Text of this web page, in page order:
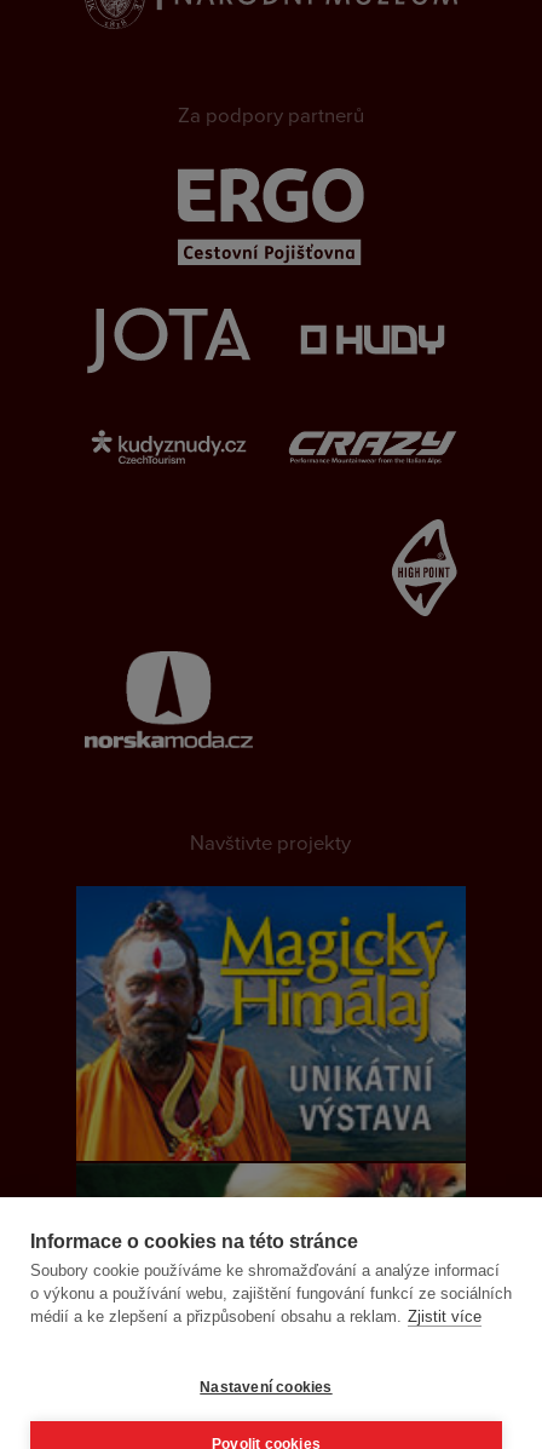
Informace o cookies na této stránce
Soubory cookie používáme ke shromažďování a analýze informací
o výkonu a používání webu, zajištění fungování funkcí ze sociálních
médií a ke zlepšení a přizpůsobení obsahu a reklam. Zjistit více
Nastavení cookies
Povolit cookies
Za podpory partnerů
Navštivte projekty